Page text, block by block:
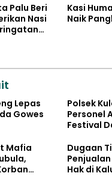
Palu Beri
Nasi
Kasi
Naik
Lepas
Gowes
Polsek
Personel
Festival
Mafia
Dugaan
Hak di